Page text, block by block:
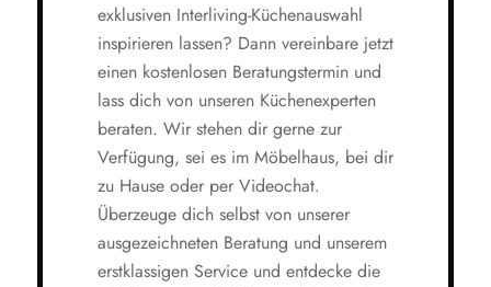
exklusiven Interliving-Küchenauswahl
inspirieren lassen? Dann vereinbare jetzt
einen kostenlosen Beratungstermin und
lass dich von unseren Küchenexperten
beraten. Wir stehen dir gerne zur
Verfügung, sei es im Möbelhaus, bei dir
zu Hause oder per Videochat.
Überzeuge dich selbst von unserer
ausgezeichneten Beratung und unserem
erstklassigen Service und entdecke die